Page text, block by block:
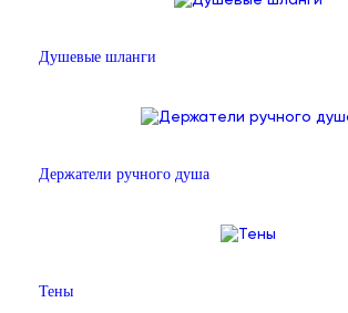
Душевые шланги
Держатели ручного душа
Тены